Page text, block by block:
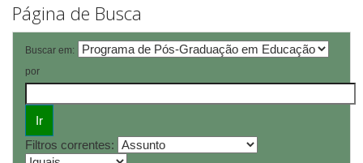
Página de Busca
Buscar em:
por
Filtros correntes: